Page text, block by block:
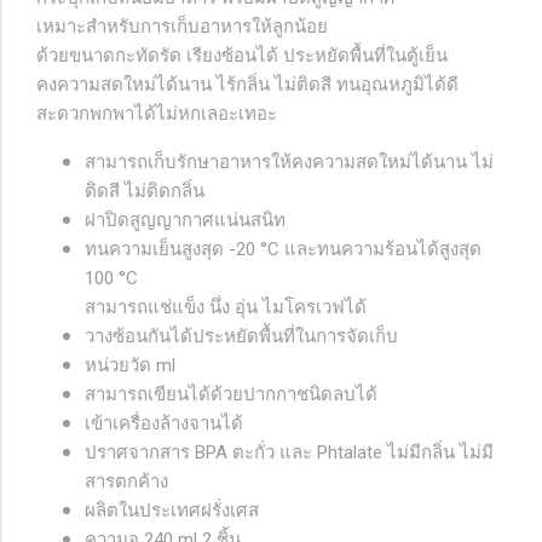
เหมาะสำหรับการเก็บอาหารให้ลูกน้อย
ด้วยขนาดกะทัดรัด เรียงซ้อนได้ ประหยัดพื้นที่ในตู้เย็น
คงความสดใหม่ได้นาน ไร้กลิ่น ไม่ติดสี ทนอุณหภูมิได้ดี
สะดวกพกพาได้ไม่หกเลอะเทอะ
สามารถเก็บรักษาอาหารให้คงความสดใหม่ได้นาน ไม่
ติดสี ไม่ติดกลิ่น
ฝาปิดสูญญากาศแน่นสนิท
ทนความเย็นสูงสุด -20 °C และทนความร้อนได้สูงสุด
100 °C
สามารถแช่แข็ง นึ่ง อุ่น ไมโครเวฟได้
วางซ้อนกันได้ประหยัดพื้นที่ในการจัดเก็บ
หน่วยวัด ml
สามารถเขียนได้ด้วยปากกาชนิดลบได้
เข้าเครื่องล้างจานได้
ปราศจากสาร BPA ตะกั่ว และ Phtalate ไม่มีกลิ่น ไม่มี
สารตกค้าง
ผลิตในประเทศฝรั่งเศส